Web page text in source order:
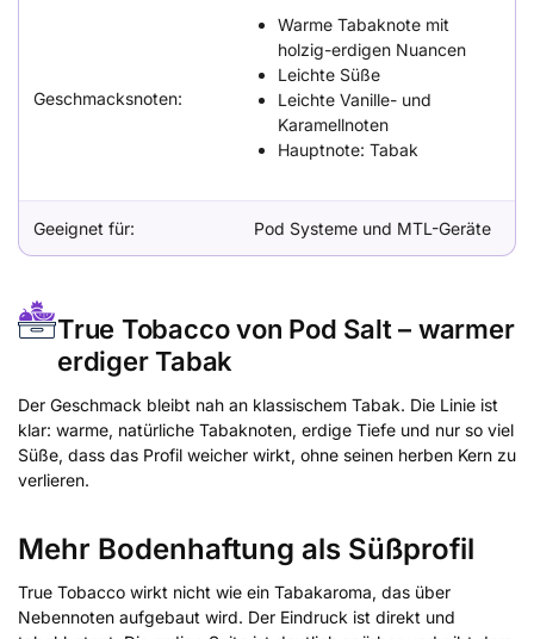
Geschmacksnoten:
Warme Tabaknote mit
holzig-erdigen Nuancen
Leichte Süße
Leichte Vanille- und
Karamellnoten
Hauptnote: Tabak
Geeignet für: Pod Systeme und MTL-Geräte
True Tobacco von Pod Salt – warmer
erdiger Tabak
Der Geschmack bleibt nah an klassischem Tabak. Die Linie ist
klar: warme, natürliche Tabaknoten, erdige Tiefe und nur so viel
Süße, dass das Profil weicher wirkt, ohne seinen herben Kern zu
verlieren.
Mehr Bodenhaftung als Süßprofil
True Tobacco wirkt nicht wie ein Tabakaroma, das über
Nebennoten aufgebaut wird. Der Eindruck ist direkt und